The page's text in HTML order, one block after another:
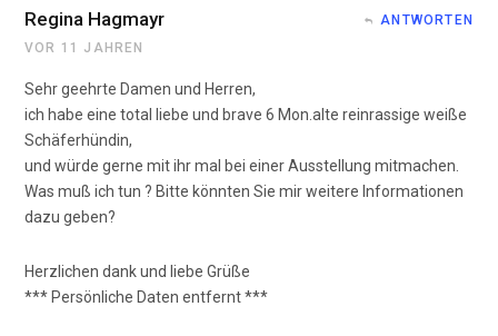
Regina Hagmayr
VOR 11 JAHREN
ANTWORTEN
Sehr geehrte Damen und Herren,
ich habe eine total liebe und brave 6 Mon.alte reinrassige weiße
Schäferhündin,
und würde gerne mit ihr mal bei einer Ausstellung mitmachen.
Was muß ich tun ? Bitte könnten Sie mir weitere Informationen
dazu geben?
Herzlichen dank und liebe Grüße
*** Persönliche Daten entfernt ***